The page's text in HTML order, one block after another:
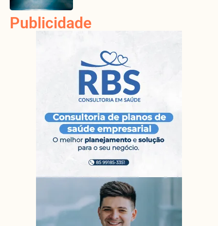
Publicidade